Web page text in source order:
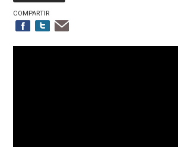
COMPARTIR